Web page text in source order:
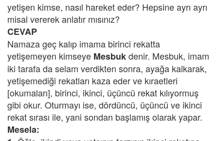
yetişen kimse, nasıl hareket eder? Hepsine ayrı ayrı
misal vererek anlatır mısınız?
CEVAP
Namaza geç kalıp imama birinci rekatta
yetişemeyen kimseye Mesbukdenir. Mesbuk, imam
iki tarafa da selam verdikten sonra, ayağa kalkarak,
yetişemediği rekatları kaza eder ve kıraetleri
[okumaları], birinci, ikinci, üçüncü rekat kılıyormuş
gibi okur. Oturmayı ise, dördüncü, üçüncü ve ikinci
rekat sırası ile, yani sondan başlamış olarak yapar.
Mesela: